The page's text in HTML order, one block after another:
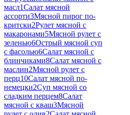
масл1Салат мясной
ассорти3Мясной пирог по-
критски2Рулет мясной с
макаронами5Мясной рулет с
зеленью6Острый мясной суп
с фасолью6Салат мясной с
блинчиками8Салат мясной с
маслин2Мясной рулет с
перц10Салат мясной по-
немецки2Суп мясной со
сладким перцем8Салат
мясной с кваш3Мясной